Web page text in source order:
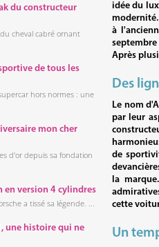
du constructeur
cheval cabré ornant
de tous les
hors normes : une
mon cher
d'or depuis sa fondation
en version 4 cylindres
a tissé sa légende. ...
une histoire qui ne
idée du
à
Après
Des
Le nom
par leur
de
la
cette
Un